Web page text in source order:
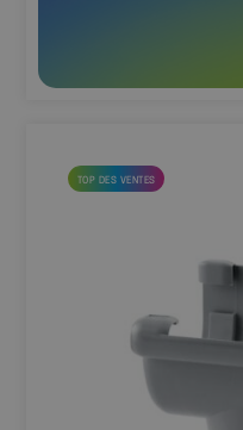
TOP DES VENTES